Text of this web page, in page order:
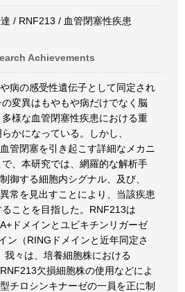
/ RNF213 / 血管閉塞性疾患
Achievements
病の感受性遺伝子として同定され
変異はもやもや病だけでなく脳
様な血管閉塞性疾患における重
かになっている。しかし、
管閉塞を引き起こす詳細なメカニ
、本研究では、網羅的な解析手
御する細胞内シグナル、及び、
常を見出すことにより、当該疾患
ことを目指した。RNF213は
ドメインとユビキチンリガーゼ
ン（RINGドメインと近年同定さ
々は、培養細胞株における
欠損細胞株の使用などによ
チロシンキナーゼの一員を正に制